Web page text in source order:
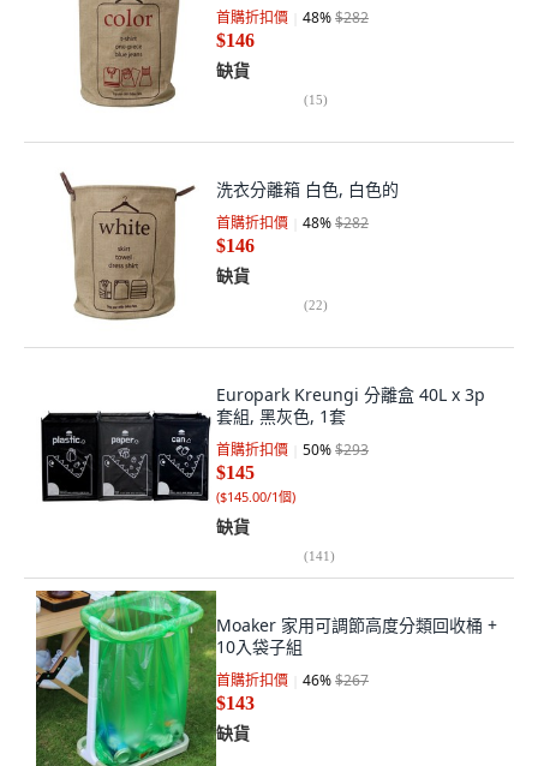
首購折扣價 48%$282
$146
缺貨
(15)
洗衣分離箱 白色, 白色的
首購折扣價 48%$282
$146
缺貨
(22)
Europark Kreungi 分離盒 40L x 3p
套組, 黑灰色, 1套
首購折扣價 50%$293
$145
($145.00/1個)
缺貨
(141)
Moaker 家用可調節高度分類回收桶 +
10入袋子組
首購折扣價 46%$267
$143
缺貨